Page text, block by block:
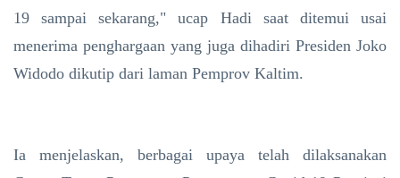
19 sampai sekarang," ucap Hadi saat ditemui usai
menerima penghargaan yang juga dihadiri Presiden Joko
Widodo dikutip dari laman Pemprov Kaltim.
Ia menjelaskan, berbagai upaya telah dilaksanakan